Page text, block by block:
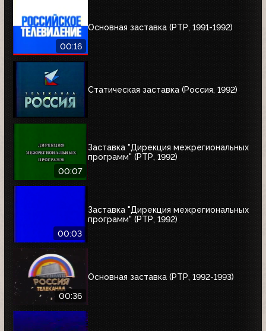
00:16
Основная заставка (РТР, 1991-1992)
Статическая заставка (Россия, 1992)
00:07
Заставка "Дирекция межрегиональных
программ" (РТР, 1992)
00:03
Заставка "Дирекция межрегиональных
программ" (РТР, 1992)
00:36
Основная заставка (РТР, 1992-1993)